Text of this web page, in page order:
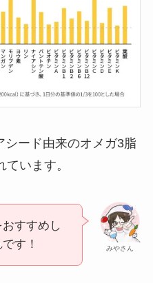
ード由来のオメガ3脂
います。
みやさん
すすめし
す！